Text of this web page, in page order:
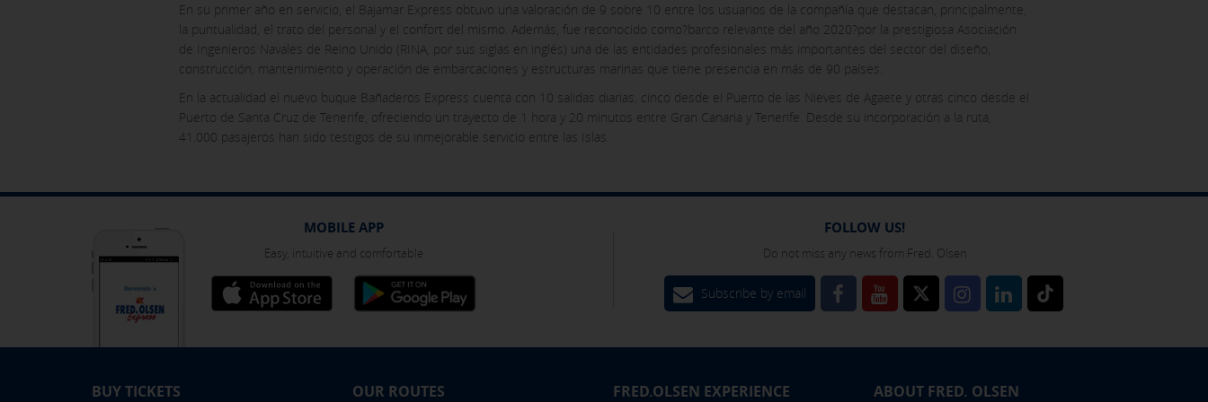
En su primer año en servicio, el Bajamar Express obtuvo una valoración de 9 sobre 10 entre los usuarios de la compañía que destacan, principalmente,
la puntualidad, el trato del personal y el confort del mismo. Además, fue reconocido como?barco relevante del año 2020?por la prestigiosa Asociación
de Ingenieros Navales de Reino Unido (RINA, por sus siglas en inglés) una de las entidades profesionales más importantes del sector del diseño,
construcción, mantenimiento y operación de embarcaciones y estructuras marinas que tiene presencia en más de 90 países.
En la actualidad el nuevo buque Bañaderos Express cuenta con 10 salidas diarias, cinco desde el Puerto de las Nieves de Agaete y otras cinco desde el
Puerto de Santa Cruz de Tenerife, ofreciendo un trayecto de 1 hora y 20 minutos entre Gran Canaria y Tenerife. Desde su incorporación a la ruta,
41.000 pasajeros han sido testigos de su inmejorable servicio entre las Islas.
MOBILE APP
Easy, intuitive and comfortable
FOLLOW US!
Do not miss any news from Fred. Olsen
Subscribe by email
BUY TICKETS OUR ROUTES FRED.OLSEN EXPERIENCE ABOUT FRED. OLSEN